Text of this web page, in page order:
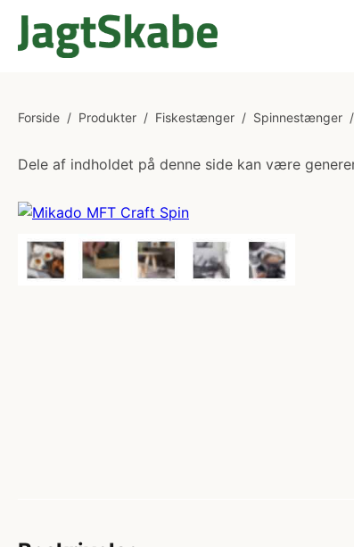
Forside / Produkter / Fiskestænger / Spinnestænger /
Dele af indholdet på denne side kan være